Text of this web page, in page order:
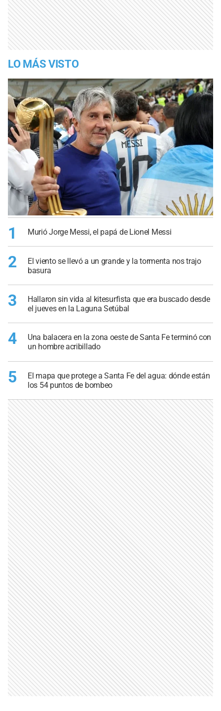
LO MÁS VISTO
1 Murió Jorge Messi, el papá de Lionel Messi
2
El viento se llevó a un grande y la tormenta nos trajo
basura
3
Hallaron sin vida al kitesurfista que era buscado desde
el jueves en la Laguna Setúbal
4
Una balacera en la zona oeste de Santa Fe terminó con
un hombre acribillado
5
El mapa que protege a Santa Fe del agua: dónde están
los 54 puntos de bombeo